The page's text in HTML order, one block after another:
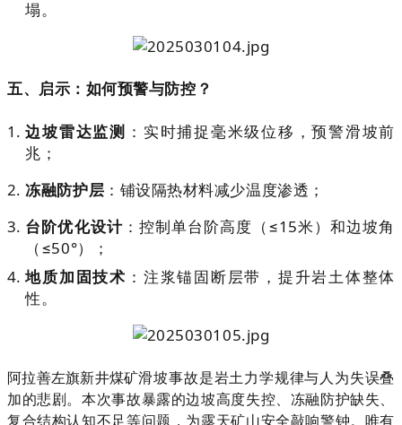
塌。
五、启示：如何预警与防控？
边坡雷达监测 ：实时捕捉毫米级位移，预警滑坡前
兆；
冻融防护层 ：铺设隔热材料减少温度渗透；
台阶优化设计：控制单台阶高度（≤15米）和边坡角
（≤50°）；
地质加固技术 ：注浆锚固断层带，提升岩土体整体
性。
阿拉善左旗新井煤矿滑坡事故是岩土力学规律与人为失误叠
加的悲剧。本次事故暴露的边坡高度失控、冻融防护缺失、
复合结构认知不足等问题，为露天矿山安全敲响警钟。唯有